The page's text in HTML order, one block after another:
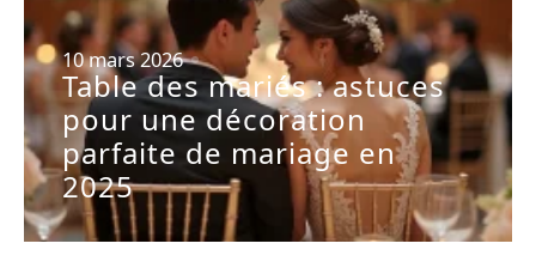
10 mars 2026
Table des mariés : astuces
pour une décoration
parfaite de mariage en
2025